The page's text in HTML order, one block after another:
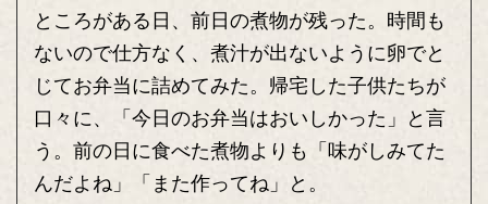
ところがある日、前日の煮物が残った。時間も
ないので仕方なく、煮汁が出ないように卵でと
じてお弁当に詰めてみた。帰宅した子供たちが
口々に、「今日のお弁当はおいしかった」と言
う。前の日に食べた煮物よりも「味がしみてた
んだよね」「また作ってね」と。